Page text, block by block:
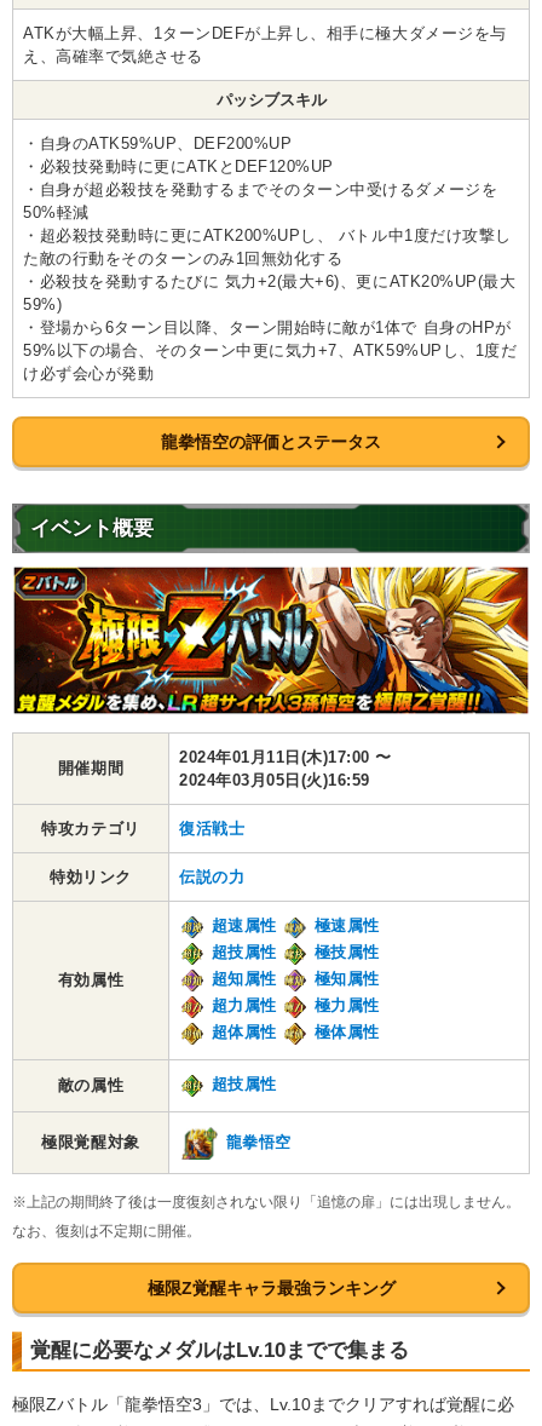
ATKが大幅上昇、1ターンDEFが上昇し、相手に極大ダメージを与
え、高確率で気絶させる
パッシブスキル
・自身のATK59%UP、DEF200%UP
・必殺技発動時に更にATKとDEF120%UP
・自身が超必殺技を発動するまでそのターン中受けるダメージを
50%軽減
・超必殺技発動時に更にATK200%UPし、 バトル中1度だけ攻撃し
た敵の行動をそのターンのみ1回無効化する
・必殺技を発動するたびに 気力+2(最大+6)、更にATK20%UP(最大
59%)
・登場から6ターン目以降、ターン開始時に敵が1体で 自身のHPが
59%以下の場合、そのターン中更に気力+7、ATK59%UPし、1度だ
け必ず会心が発動
龍拳悟空の評価とステータス
イベント概要
開催期間
2024年01月11日(木)17:00 〜
2024年03月05日(火)16:59
特攻カテゴリ 復活戦士
特効リンク 伝説の力
有効属性
超速属性
極速属性
超技属性
極技属性
超知属性
極知属性
超力属性
極力属性
超体属性
極体属性
敵の属性 超技属性
極限覚醒対象 龍拳悟空
※上記の期間終了後は一度復刻されない限り「追憶の扉」には出現しません。
なお、復刻は不定期に開催。
極限Z覚醒キャラ最強ランキング
覚醒に必要なメダルはLv.10までで集まる
極限Zバトル「龍拳悟空3」では、Lv.10までクリアすれば覚醒に必